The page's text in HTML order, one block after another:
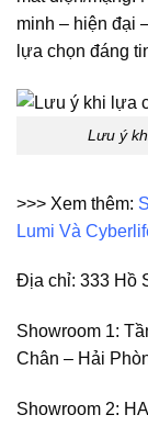
minh – hiện đại
lựa chọn đáng
Lưu ý
>>> Xem thêm:
Lumi Và
Địa chỉ: 333 Hồ
Showroom 1:
Chân – Hải
Showroom 2: